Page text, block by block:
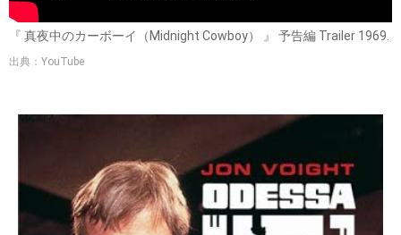
『 真夜中のカーボーイ（Midnight Cowboy） 』 予告編 Trailer 1969.
出典：YouTube